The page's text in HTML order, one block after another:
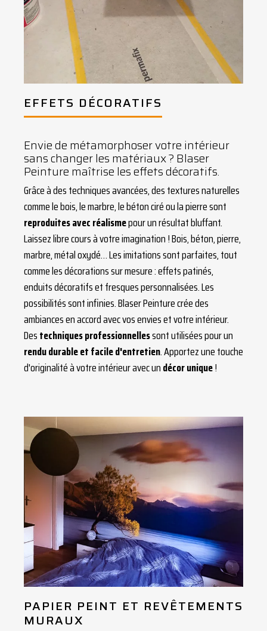
EFFETS DÉCORATIFS
Envie de métamorphoser votre intérieur
sans changer les matériaux ? Blaser
Peinture maîtrise les effets décoratifs.
Grâce à des techniques avancées, des textures naturelles
comme le bois, le marbre, le béton ciré ou la pierre sont
reproduites avec réalismepour un résultat bluffant.
Laissez libre cours à votre imagination ! Bois, béton, pierre,
marbre, métal oxydé… Les imitations sont parfaites, tout
comme les décorations sur mesure : effets patinés,
enduits décoratifs et fresques personnalisées. Les
possibilités sont infinies. Blaser Peinture crée des
ambiances en accord avec vos envies et votre intérieur.
Destechniques professionnellessont utilisées pour un
rendu durable et facile d'entretien. Apportez une touche
d'originalité à votre intérieur avec undécor unique!
PAPIER PEINT ET REVÊTEMENTS
MURAUX